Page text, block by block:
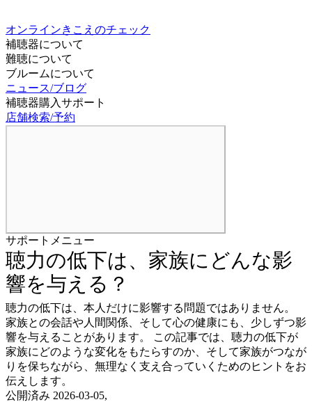
オンラインきこえのチェック
補聴器について
難聴について
ブルームについて
ニュース/ブログ
補聴器購入サポート
店舗検索/予約
サポートメニュー
聴力の低下は、家族にどんな影
響を与える？
聴力の低下は、本人だけに影響する問題ではありません。
家族との会話や人間関係、そして心の健康にも、少しずつ影
響を与えることがあります。 この記事では、聴力の低下が
家族にどのような変化をもたらすのか、そして家族がつなが
りを保ちながら、無理なく支え合っていくためのヒントをお
伝えします。
公開済み 2026-03-05,